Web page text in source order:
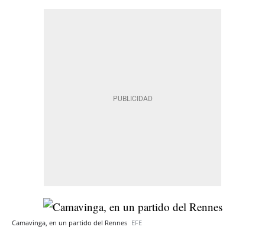
Camavinga, en un partido del Rennes EFE